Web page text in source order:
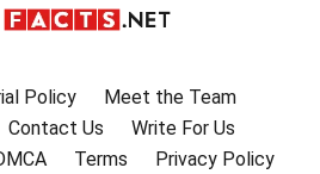
Policy
Meet the Team
Contact Us
Write For Us
Terms
Privacy Policy